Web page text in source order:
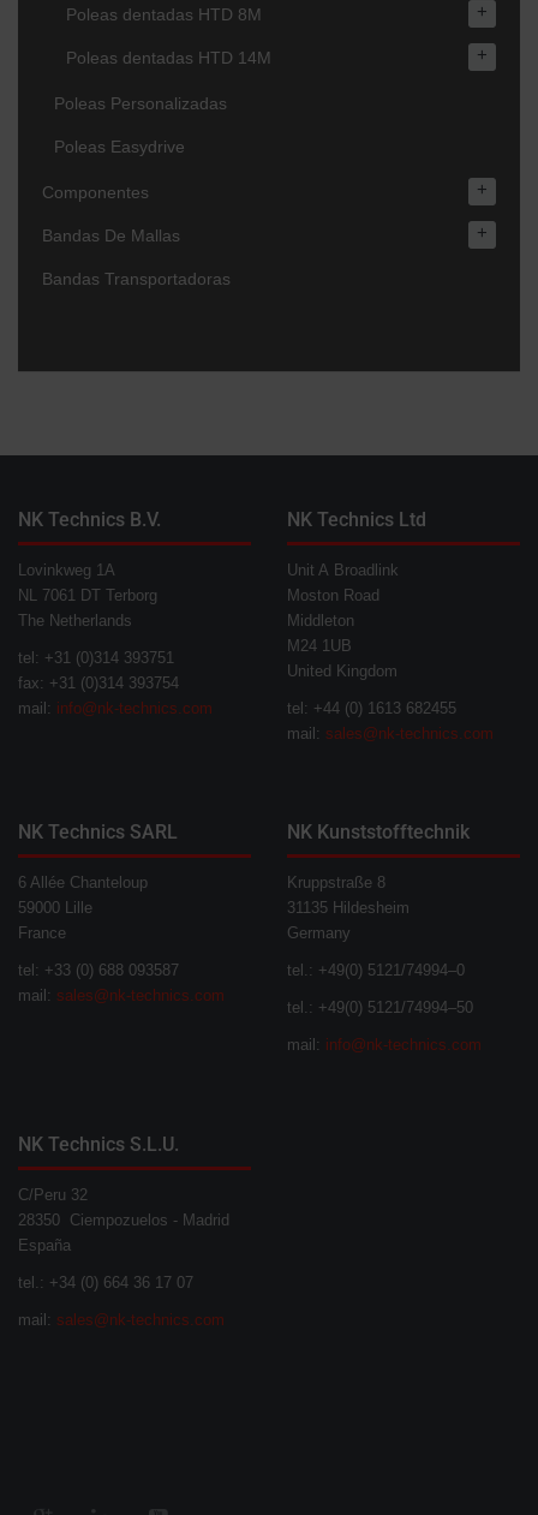
Poleas dentadas HTD 8M +
Poleas dentadas HTD 14M +
Poleas Personalizadas
Poleas Easydrive
Componentes +
Bandas De Mallas +
Bandas Transportadoras
NK Technics B.V.
Lovinkweg 1A
NL 7061 DT Terborg
The Netherlands
tel: +31 (0)314 393751
fax: +31 (0)314 393754
mail: info@nk-technics.com
NK Technics Ltd
Unit A Broadlink
Moston Road
Middleton
M24 1UB
United Kingdom
tel: +44 (0) 1613 682455
mail: sales@nk-technics.com
NK Technics SARL
6 Allée Chanteloup
59000 Lille
France
tel: +33 (0) 688 093587
mail: sales@nk-technics.com
NK Kunststofftechnik
Kruppstraße 8
31135 Hildesheim
Germany
tel.: +49(0) 5121/74994–0
tel.: +49(0) 5121/74994–50
mail: info@nk-technics.com
NK Technics S.L.U.
C/Peru 32
28350 Ciempozuelos - Madrid
España
tel.: +34 (0) 664 36 17 07
mail: sales@nk-technics.com